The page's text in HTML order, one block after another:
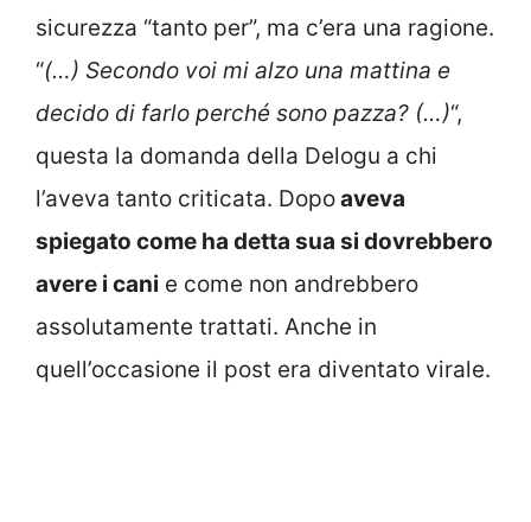
sicurezza “tanto per”, ma c’era una ragione.
“(…) Secondo voi mi alzo una mattina e
decido di farlo perché sono pazza? (…)“,
questa la domanda della Delogu a chi
l’aveva tanto criticata. Dopoaveva
spiegato come ha detta sua si dovrebbero
avere i cani e come non andrebbero
assolutamente trattati. Anche in
quell’occasione il post era diventato virale.